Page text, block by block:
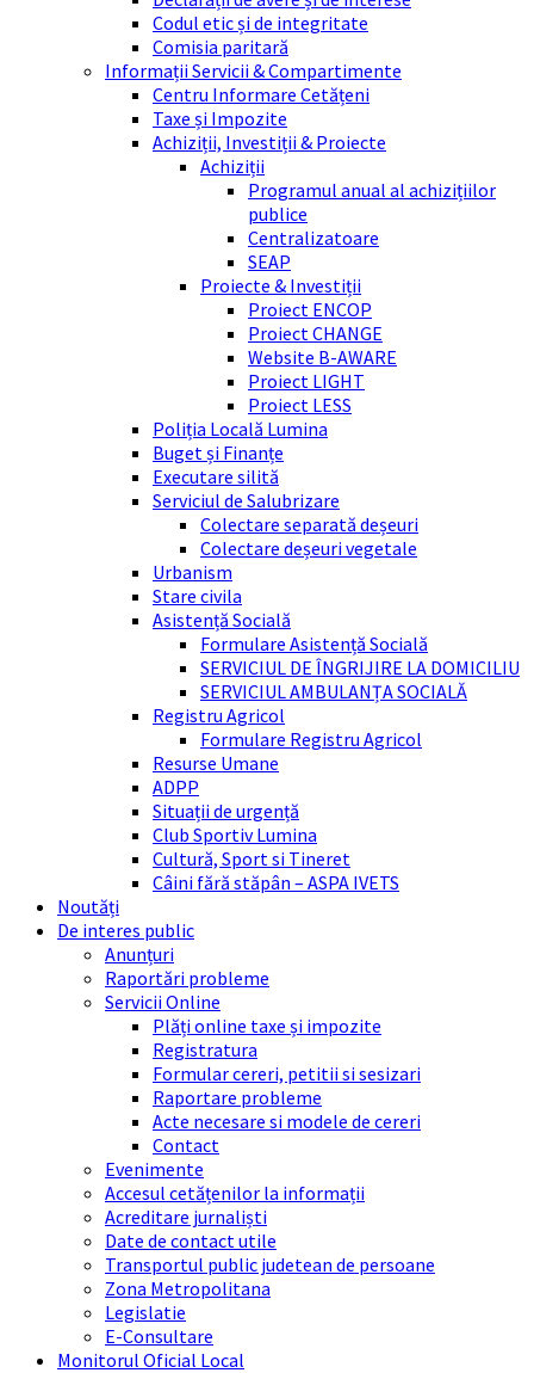
Codul etic și de integritate
Comisia paritară
Informații Servicii & Compartimente
Centru Informare Cetățeni
Taxe și Impozite
Achiziții, Investiții & Proiecte
Achiziții
Programul anual al achizițiilor
publice
Centralizatoare
SEAP
Proiecte & Investiții
Proiect ENCOP
Proiect CHANGE
Website B-AWARE
Proiect LIGHT
Proiect LESS
Poliția Locală Lumina
Buget și Finanțe
Executare silită
Serviciul de Salubrizare
Colectare separată deșeuri
Colectare deșeuri vegetale
Urbanism
Stare civila
Asistență Socială
Formulare Asistență Socială
SERVICIUL DE ÎNGRIJIRE LA DOMICILIU
SERVICIUL AMBULANȚA SOCIALĂ
Registru Agricol
Formulare Registru Agricol
Resurse Umane
ADPP
Situații de urgență
Club Sportiv Lumina
Cultură, Sport si Tineret
Câini fără stăpân – ASPA IVETS
Noutăți
De interes public
Anunțuri
Raportări probleme
Servicii Online
Plăți online taxe și impozite
Registratura
Formular cereri, petitii si sesizari
Raportare probleme
Acte necesare si modele de cereri
Contact
Evenimente
Accesul cetățenilor la informații
Acreditare jurnaliști
Date de contact utile
Transportul public judetean de persoane
Zona Metropolitana
Legislatie
E-Consultare
Monitorul Oficial Local